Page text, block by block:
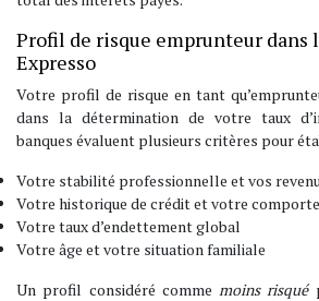
Profil de risque emprunteur
Expresso
Votre profil de risque en tant
dans la détermination de votre taux
banques évaluent plusieurs critères pour
Votre stabilité professionnelle et vos
Votre historique de crédit et votre
Votre taux d’endettement global
Votre âge et votre situation familiale
Un profil considéré comme moins risqué